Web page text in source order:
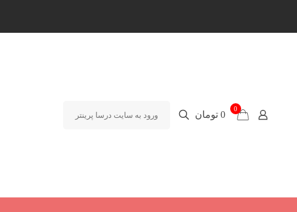
0
0 تومان ورود به سایت درسا پرینتر